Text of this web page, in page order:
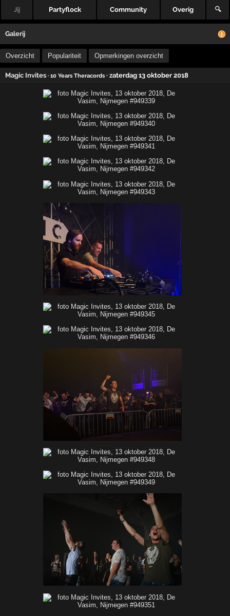
Jij Partyflock Community Overig 🔍
Galerij
Overzicht Populariteit Opmerkingen overzicht
Magic Invites · 10 Years Theracords · zaterdag 13 oktober 2018